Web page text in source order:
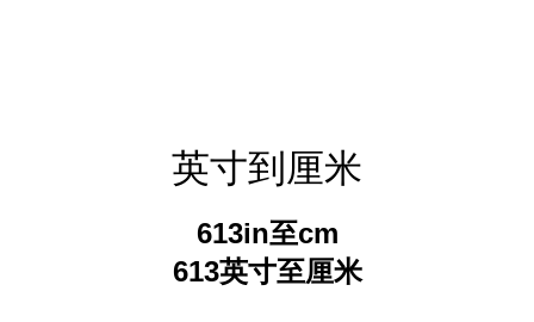
英寸到厘米
613in至cm
613英寸至厘米